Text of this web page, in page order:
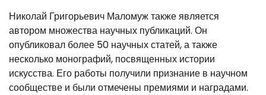
Николай Григорьевич Маломуж также является
автором множества научных публикаций. Он
опубликовал более 50 научных статей, а также
несколько монографий, посвященных истории
искусства. Его работы получили признание в научном
сообществе и были отмечены премиями и наградами.